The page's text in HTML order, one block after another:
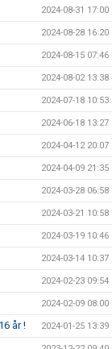
2024-08-31 17:00
2024-08-28 16:20
2024-08-15 07:46
2024-08-02 13:38
2024-07-18 10:53
2024-06-18 13:27
2024-04-12 20:07
2024-04-09 21:35
2024-03-28 06:58
2024-03-21 10:58
2024-03-19 10:46
2024-03-14 10:37
2024-02-23 09:54
2024-02-09 08:00
år ! 2024-01-25 13:39